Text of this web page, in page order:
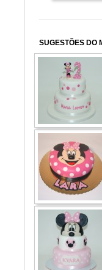
SUGESTÕES DO